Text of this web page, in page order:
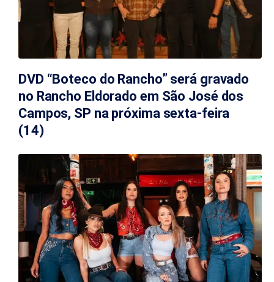
DVD “Boteco do Rancho” será gravado
no Rancho Eldorado em São José dos
Campos, SP na próxima sexta-feira
(14)